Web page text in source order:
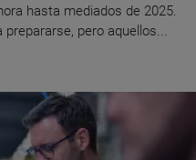
hasta mediados de 2025.
pero aquellos...